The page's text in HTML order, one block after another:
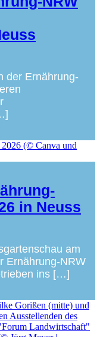
der Ernährung-
in Neuss
am
Ernährung-NRW
ins […]